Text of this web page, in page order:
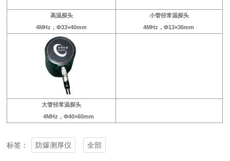
高温探头
4MHz，Φ33×40mm
小管径常温探头
4MHz，Φ13×36mm
大管径常温探头
4MHz，Φ40×60mm
标签： 防爆测厚仪 全部